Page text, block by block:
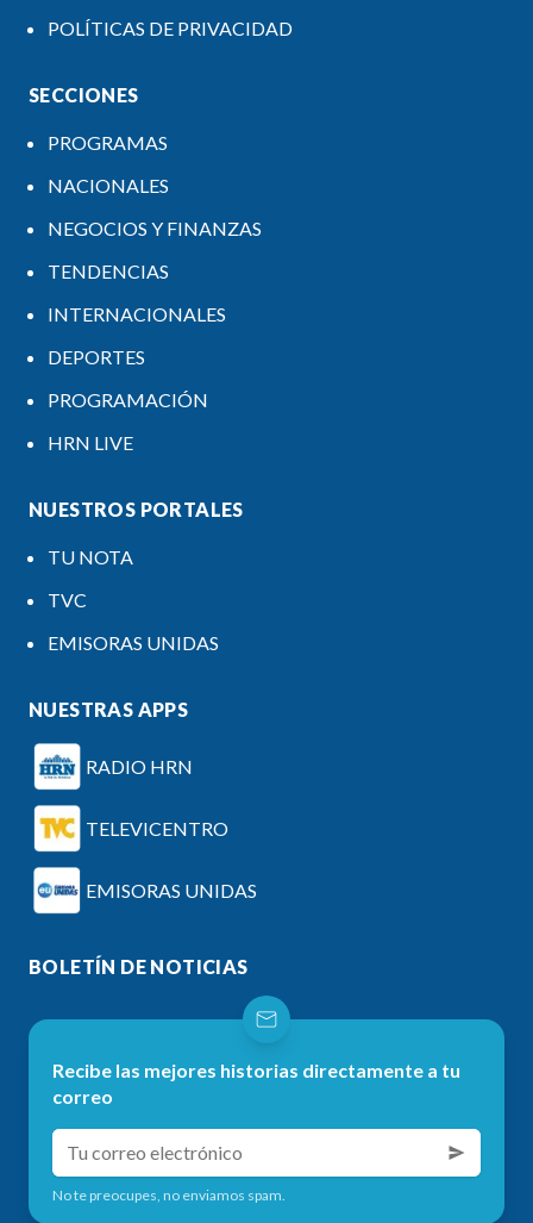
POLÍTICAS DE PRIVACIDAD
SECCIONES
PROGRAMAS
NACIONALES
NEGOCIOS Y FINANZAS
TENDENCIAS
INTERNACIONALES
DEPORTES
PROGRAMACIÓN
HRN LIVE
NUESTROS PORTALES
TU NOTA
TVC
EMISORAS UNIDAS
NUESTRAS APPS
RADIO HRN
TELEVICENTRO
EMISORAS UNIDAS
BOLETÍN DE NOTICIAS
Recibe las mejores historias directamente a tu
correo
No te preocupes, no enviamos spam.